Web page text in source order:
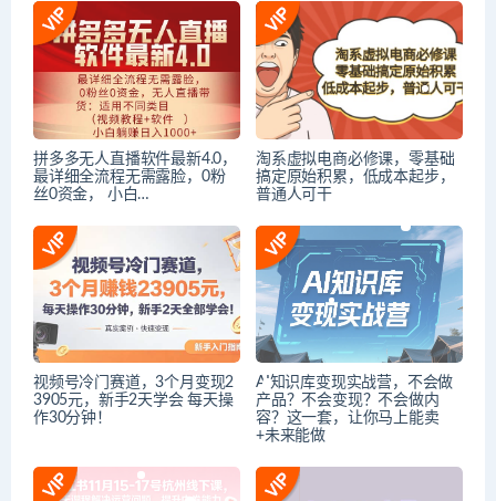
拼多多无人直播软件最新4.0，
最详细全流程无需露脸，0粉
丝0资金， 小白…
淘系虚拟电商必修课，零基础
搞定原始积累，低成本起步，
普通人可干
视频号冷门赛道，3个月变现2
3905元，新手2天学会 每天操
作30分钟！
AI知识库变现实战营，不会做
产品？不会变现？不会做内
容？这一套，让你马上能卖
+未来能做